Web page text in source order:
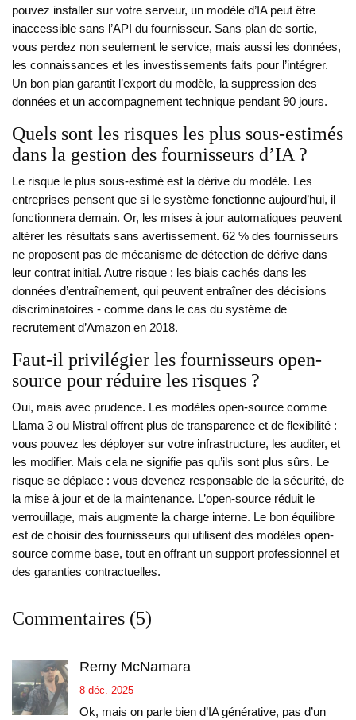
pouvez installer sur votre serveur, un modèle d’IA peut être
inaccessible sans l’API du fournisseur. Sans plan de sortie,
vous perdez non seulement le service, mais aussi les données,
les connaissances et les investissements faits pour l’intégrer.
Un bon plan garantit l’export du modèle, la suppression des
données et un accompagnement technique pendant 90 jours.
Quels sont les risques les plus sous-estimés
dans la gestion des fournisseurs d’IA ?
Le risque le plus sous-estimé est la dérive du modèle. Les
entreprises pensent que si le système fonctionne aujourd’hui, il
fonctionnera demain. Or, les mises à jour automatiques peuvent
altérer les résultats sans avertissement. 62 % des fournisseurs
ne proposent pas de mécanisme de détection de dérive dans
leur contrat initial. Autre risque : les biais cachés dans les
données d’entraînement, qui peuvent entraîner des décisions
discriminatoires - comme dans le cas du système de
recrutement d’Amazon en 2018.
Faut-il privilégier les fournisseurs open-
source pour réduire les risques ?
Oui, mais avec prudence. Les modèles open-source comme
Llama 3 ou Mistral offrent plus de transparence et de flexibilité :
vous pouvez les déployer sur votre infrastructure, les auditer, et
les modifier. Mais cela ne signifie pas qu’ils sont plus sûrs. Le
risque se déplace : vous devenez responsable de la sécurité, de
la mise à jour et de la maintenance. L’open-source réduit le
verrouillage, mais augmente la charge interne. Le bon équilibre
est de choisir des fournisseurs qui utilisent des modèles open-
source comme base, tout en offrant un support professionnel et
des garanties contractuelles.
Commentaires (5)
Remy McNamara
8 déc. 2025
Ok, mais on parle bien d’IA générative, pas d’un